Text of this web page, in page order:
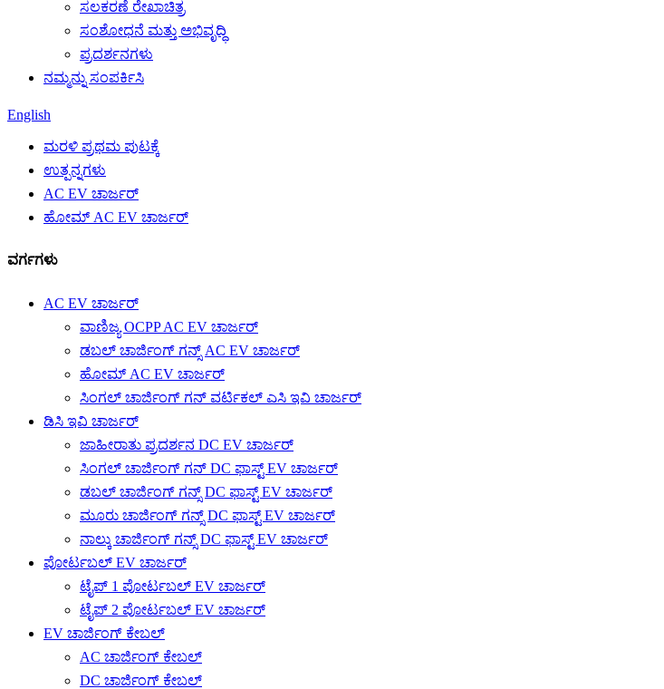
ಸಲಕರಣೆ ರೇಖಾಚಿತ್ರ
ಸಂಶೋಧನೆ ಮತ್ತು ಅಭಿವೃದ್ಧಿ
ಪ್ರದರ್ಶನಗಳು
ನಮ್ಮನ್ನು ಸಂಪರ್ಕಿಸಿ
English
ಮರಳಿ ಪ್ರಥಮ ಪುಟಕ್ಕೆ
ಉತ್ಪನ್ನಗಳು
AC EV ಚಾರ್ಜರ್
ಹೋಮ್ AC EV ಚಾರ್ಜರ್
ವರ್ಗಗಳು
AC EV ಚಾರ್ಜರ್
ವಾಣಿಜ್ಯ OCPP AC EV ಚಾರ್ಜರ್
ಡಬಲ್ ಚಾರ್ಜಿಂಗ್ ಗನ್ಸ್ AC EV ಚಾರ್ಜರ್
ಹೋಮ್ AC EV ಚಾರ್ಜರ್
ಸಿಂಗಲ್ ಚಾರ್ಜಿಂಗ್ ಗನ್ ವರ್ಟಿಕಲ್ ಎಸಿ ಇವಿ ಚಾರ್ಜರ್
ಡಿಸಿ ಇವಿ ಚಾರ್ಜರ್
ಜಾಹೀರಾತು ಪ್ರದರ್ಶನ DC EV ಚಾರ್ಜರ್
ಸಿಂಗಲ್ ಚಾರ್ಜಿಂಗ್ ಗನ್ DC ಫಾಸ್ಟ್ EV ಚಾರ್ಜರ್
ಡಬಲ್ ಚಾರ್ಜಿಂಗ್ ಗನ್ಸ್ DC ಫಾಸ್ಟ್ EV ಚಾರ್ಜರ್
ಮೂರು ಚಾರ್ಜಿಂಗ್ ಗನ್ಸ್ DC ಫಾಸ್ಟ್ EV ಚಾರ್ಜರ್
ನಾಲ್ಕು ಚಾರ್ಜಿಂಗ್ ಗನ್ಸ್ DC ಫಾಸ್ಟ್ EV ಚಾರ್ಜರ್
ಪೋರ್ಟಬಲ್ EV ಚಾರ್ಜರ್
ಟೈಪ್ 1 ಪೋರ್ಟಬಲ್ EV ಚಾರ್ಜರ್
ಟೈಪ್ 2 ಪೋರ್ಟಬಲ್ EV ಚಾರ್ಜರ್
EV ಚಾರ್ಜಿಂಗ್ ಕೇಬಲ್
AC ಚಾರ್ಜಿಂಗ್ ಕೇಬಲ್
DC ಚಾರ್ಜಿಂಗ್ ಕೇಬಲ್